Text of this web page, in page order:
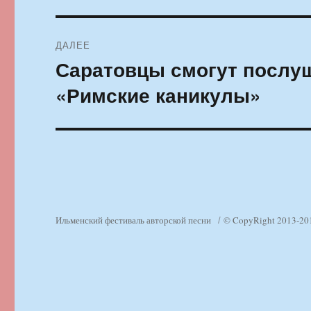
ДАЛЕЕ
Следующая
запись:
Саратовцы смогут
«Римские каникулы»
Ильменский фестиваль авторской песни © CopyRight 2013-